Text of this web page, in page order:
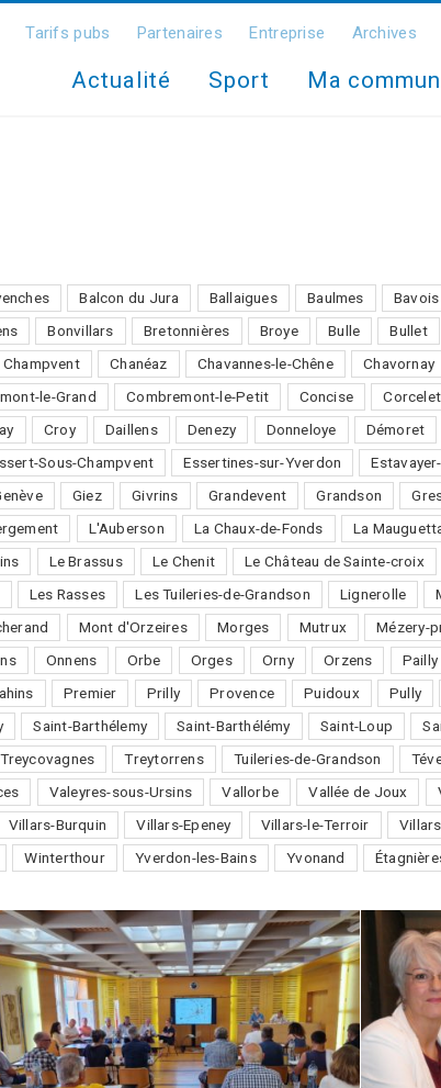
Tarifs pubs Partenaires Entreprise Archives
Actualité Sport Ma
Balcon du Jura Ballaigues Baulmes Bavois
Bonvillars Bretonnières Broye Bulle Bullet
Champvent Chanéaz Chavannes-le-Chêne Chavornay
le-Grand Combremont-le-Petit Concise
Croy Daillens Denezy Donneloye Démoret
Sous-Champvent Essertines-sur-Yverdon
Giez Givrins Grandevent Grandson
L'Auberson La Chaux-de-Fonds La
Le Brassus Le Chenit Le Château de Sainte-croix
Les Rasses Les Tuileries-de-Grandson Lignerolle
Mont d'Orzeires Morges Mutrux Mézery-
Onnens Orbe Orges Orny Orzens Pailly
Premier Prilly Provence Puidoux Pully
Saint-Barthélemy Saint-Barthélémy Saint-Loup
Treycovagnes Treytorrens Tuileries-de-Grandson
Valeyres-sous-Ursins Vallorbe Vallée de Joux
Villars-Burquin Villars-Epeney Villars-le-Terroir
Winterthour Yverdon-les-Bains Yvonand